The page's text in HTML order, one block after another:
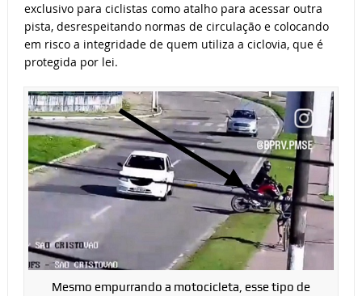
exclusivo para ciclistas como atalho para acessar outra
pista, desrespeitando normas de circulação e colocando
em risco a integridade de quem utiliza a ciclovia, que é
protegida por lei.
Mesmo empurrando a motocicleta, esse tipo de